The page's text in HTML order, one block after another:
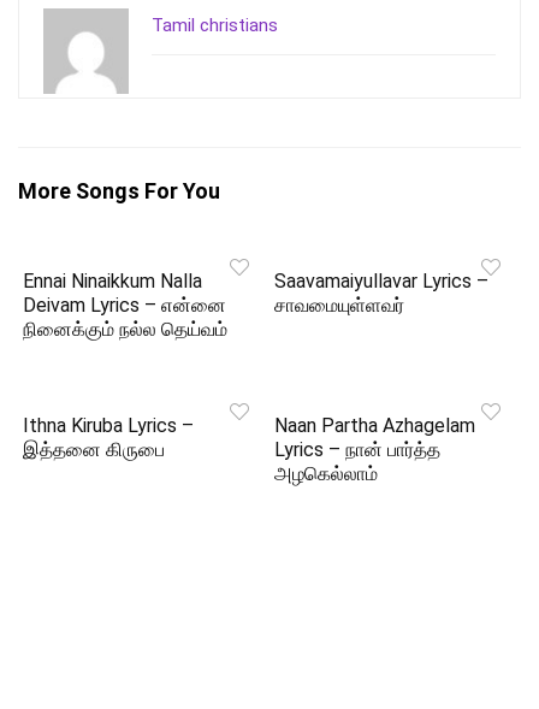
Tamil christians
More Songs For You
Ennai Ninaikkum Nalla
Deivam Lyrics – என்னை
நினைக்கும் நல்ல தெய்வம்
Saavamaiyullavar Lyrics –
சாவமையுள்ளவர்
Ithna Kiruba Lyrics –
இத்தனை கிருபை
Naan Partha Azhagelam
Lyrics – நான் பார்த்த
அழகெல்லாம்